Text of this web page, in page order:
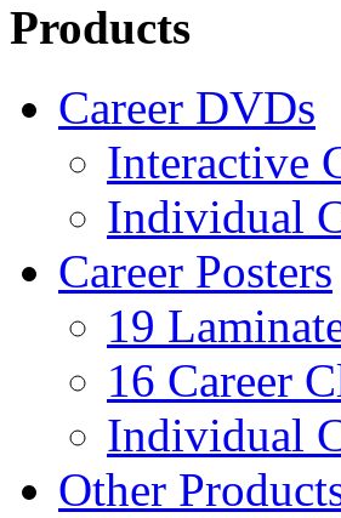
Products
Career DVDs
Interactive
Individual
Career Posters
19
16 Career
Individual
Other